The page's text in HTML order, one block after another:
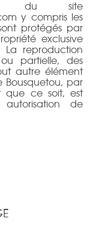
du site
y compris les
protégés par
exclusive
La reproduction
partielle, des
autre élément
par
que ce soit, est
de